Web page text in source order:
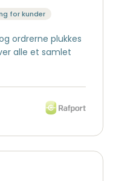
for kunder
ordrerne plukkes
alle et samlet